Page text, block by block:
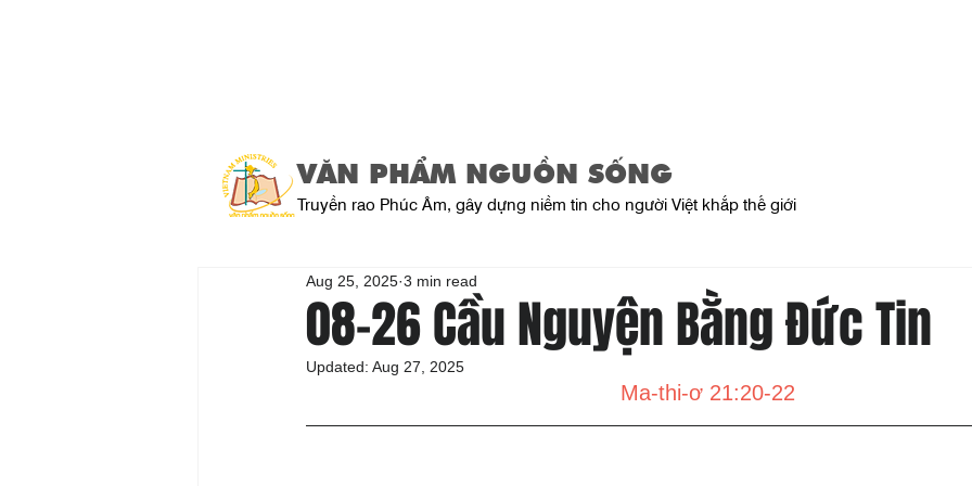
VĂN PHẨM NGUỒN SỐNG
Truyền rao Phúc Âm, gây dựng niềm tin cho người Việt khắp thế giới
08-26 Cầu Nguyện Bằng Đức Tin
Aug 25, 2025 3 min read
Updated: Aug 27, 2025
Ma-thi-ơ 21:20-22